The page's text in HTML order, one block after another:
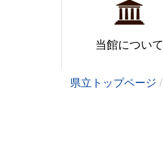
当館について
県立トップページ